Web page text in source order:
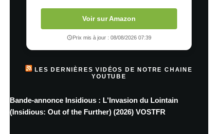
Voir sur Amazon
Prix mis à jour : 08/08/2026 07:39
LES DERNIÈRES VIDÉOS DE NOTRE CHAINE
YOUTUBE
Bande-annonce Insidious : L'Invasion du Lointain
(Insidious: Out of the Further) (2026) VOSTFR